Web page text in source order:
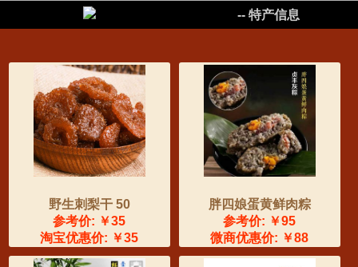
-- 特产信息
野生刺梨干 50
参考价: ￥35
淘宝优惠价: ￥35
胖四娘蛋黄鲜肉粽
参考价: ￥95
微商优惠价: ￥88